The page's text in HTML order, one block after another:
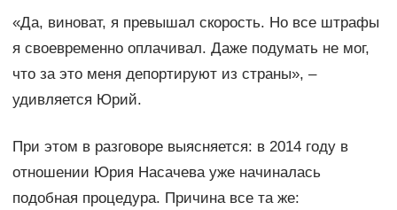
«Да, виноват, я превышал скорость. Но все штрафы
я своевременно оплачивал. Даже подумать не мог,
что за это меня депортируют из страны», –
удивляется Юрий.
При этом в разговоре выясняется: в 2014 году в
отношении Юрия Насачева уже начиналась
подобная процедура. Причина все та же: